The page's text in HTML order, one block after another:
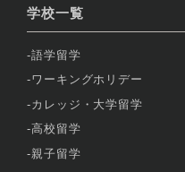
学校一覧
語学留学
ワーキングホリデー
カレッジ・大学留学
高校留学
親子留学